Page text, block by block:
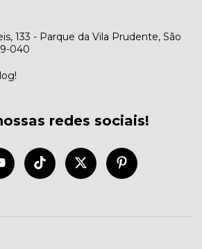
133 - Parque da Vila Prudente, São
040
redes sociais!